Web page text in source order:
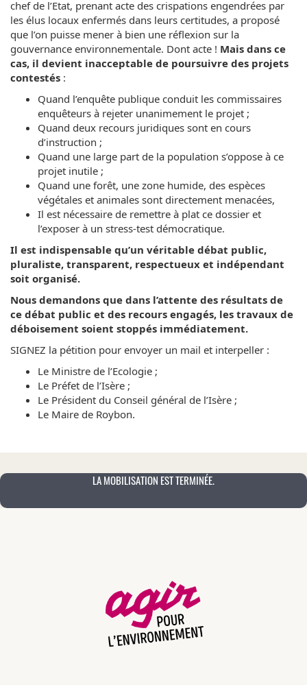
chef de l’Etat, prenant acte des crispations engendrées par
les élus locaux enfermés dans leurs certitudes, a proposé
que l’on puisse mener à bien une réflexion sur la
gouvernance environnementale. Dont acte ! Mais dans ce
cas, il devient inacceptable de poursuivre des projets
contestés :
Quand l’enquête publique conduit les commissaires
enquêteurs à rejeter unanimement le projet ;
Quand deux recours juridiques sont en cours
d’instruction ;
Quand une large part de la population s’oppose à ce
projet inutile ;
Quand une forêt, une zone humide, des espèces
végétales et animales sont directement menacées,
Il est nécessaire de remettre à plat ce dossier et
l’exposer à un stress-test démocratique.
Il est indispensable qu’un véritable débat public,
pluraliste, transparent, respectueux et indépendant
soit organisé.
Nous demandons que dans l’attente des résultats de
ce débat public et des recours engagés, les travaux de
déboisement soient stoppés immédiatement.
SIGNEZ la pétition pour envoyer un mail et interpeller :
Le Ministre de l’Ecologie ;
Le Préfet de l’Isère ;
Le Président du Conseil général de l’Isère ;
Le Maire de Roybon.
LA MOBILISATION EST TERMINÉE.